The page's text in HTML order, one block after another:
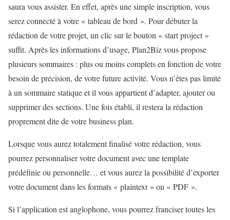
saura vous assister. En effet, après une simple inscription, vous
serez connecté à votre « tableau de bord ». Pour débuter la
rédaction de votre projet, un clic sur le bouton « start project »
suffit. Après les informations d’usage, Plan2Biz vous propose
plusieurs sommaires : plus ou moins complets en fonction de votre
besoin de précision, de votre future activité. Vous n’êtes pas limité
à un sommaire statique et il vous appartient d’adapter, ajouter ou
supprimer des sections. Une fois établi, il restera la rédaction
proprement dite de votre business plan.
Lorsque vous aurez totalement finalisé votre rédaction, vous
pourrez personnaliser votre document avec une template
prédéfinie ou personnelle… et vous aurez la possibilité d’exporter
votre document dans les formats « plaintext » ou « PDF ».
Si l’application est anglophone, vous pourrez franciser toutes les